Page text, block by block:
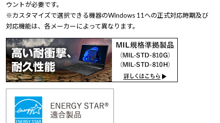
ウントが必要です。
※カスタマイズで選択できる機器のWindows 11への正式対応時期及び
対応機能は、各メーカーによって異なります。